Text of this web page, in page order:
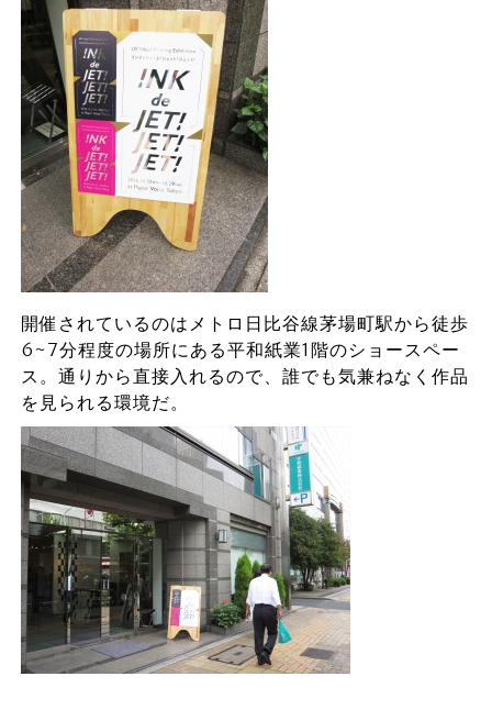
開催されているのはメトロ日比谷線茅場町駅から徒歩
6~7分程度の場所にある平和紙業1階のショースペー
ス。通りから直接入れるので、誰でも気兼ねなく作品
を見られる環境だ。